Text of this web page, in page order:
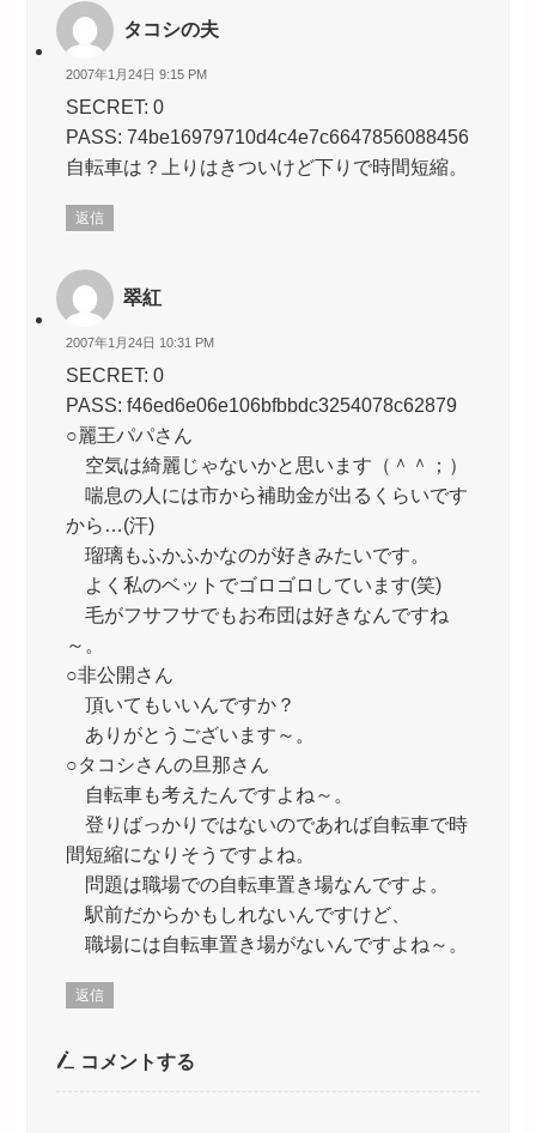
タコシの夫
2007年1月24日 9:15 PM
SECRET: 0
PASS: 74be16979710d4c4e7c6647856088456
自転車は？上りはきついけど下りで時間短縮。
返信
翠紅
2007年1月24日 10:31 PM
SECRET: 0
PASS: f46ed6e06e106bfbbdc3254078c62879
○麗王パパさん
空気は綺麗じゃないかと思います（＾＾；）
喘息の人には市から補助金が出るくらいです
から…(汗)
瑠璃もふかふかなのが好きみたいです。
よく私のベットでゴロゴロしています(笑)
毛がフサフサでもお布団は好きなんですね
～。
○非公開さん
頂いてもいいんですか？
ありがとうございます～。
○タコシさんの旦那さん
自転車も考えたんですよね～。
登りばっかりではないのであれば自転車で時
間短縮になりそうですよね。
問題は職場での自転車置き場なんですよ。
駅前だからかもしれないんですけど、
職場には自転車置き場がないんですよね～。
返信
コメントする